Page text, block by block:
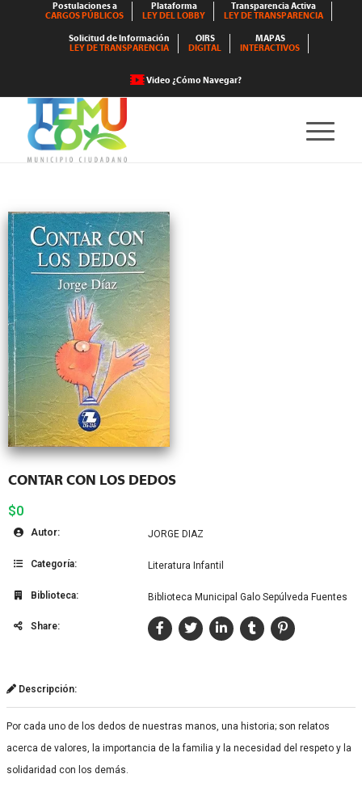
Postulaciones a
CARGOS PÚBLICOS
Plataforma
LEY DEL LOBBY
Transparencia Activa
LEY DE TRANSPARENCIA
Solicitud de Información
LEY DE TRANSPARENCIA
OIRS
DIGITAL
MAPAS
INTERACTIVOS
Video ¿Cómo Navegar?
CONTAR CON LOS DEDOS
$0
Autor: JORGE DIAZ
Categoría: Literatura Infantil
Biblioteca: Biblioteca Municipal Galo Sepúlveda Fuentes
Share:
Descripción:
Por cada uno de los dedos de nuestras manos, una historia; son relatos
acerca de valores, la importancia de la familia y la necesidad del respeto y la
solidaridad con los demás.